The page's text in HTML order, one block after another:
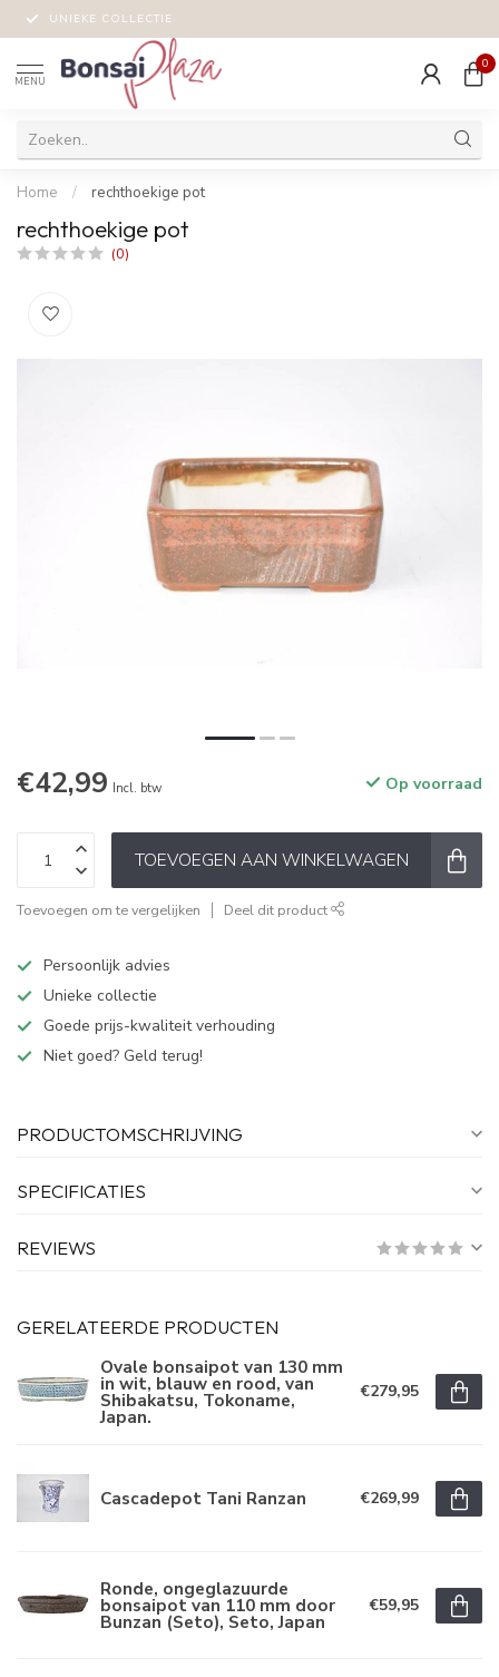
UNIEKE COLLECTIE
MENU
0
Home / rechthoekige pot
rechthoekige pot
(0)
€42,99 Incl. btw Op voorraad
TOEVOEGEN AAN WINKELWAGEN
Toevoegen om te vergelijken Deel dit product
Persoonlijk advies
Unieke collectie
Goede prijs-kwaliteit verhouding
Niet goed? Geld terug!
PRODUCTOMSCHRIJVING
SPECIFICATIES
REVIEWS
GERELATEERDE PRODUCTEN
Ovale bonsaipot van 130 mm
in wit, blauw en rood, van
Shibakatsu, Tokoname,
Japan.
€279,95
Cascadepot Tani Ranzan €269,99
Ronde, ongeglazuurde
bonsaipot van 110 mm door
Bunzan (Seto), Seto, Japan
€59,95